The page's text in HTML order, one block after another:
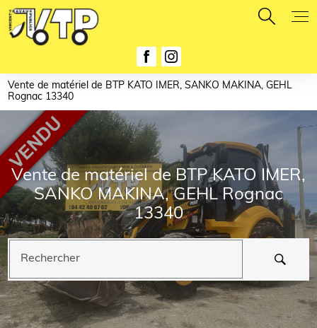
Vente de matériel de BTP KATO IMER, SANKO MAKINA, GEHL
Rognac 13340
Vente de matériel de BTP KATO IMER,
SANKO MAKINA, GEHL Rognac
13340
Rechercher
Panneau de gestion des cookies